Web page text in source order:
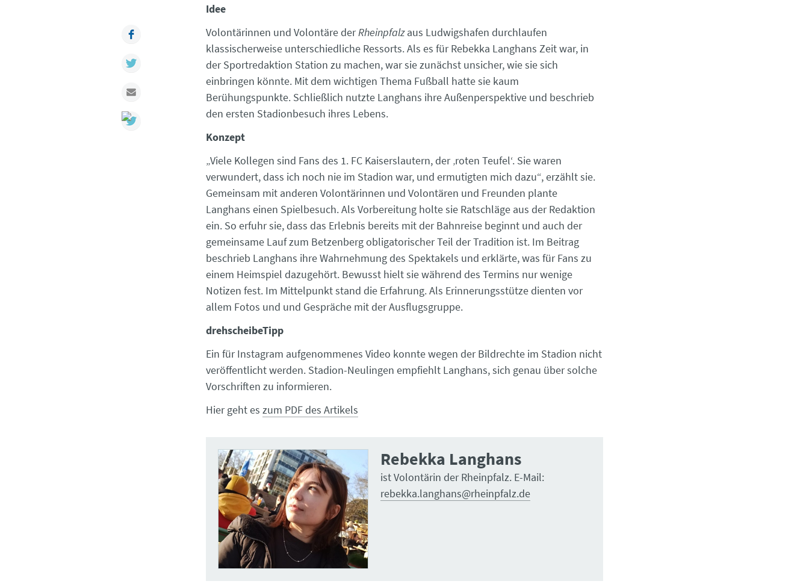
Idee
Volontärinnen und Volontäre derRheinpfalzaus Ludwigshafen durchlaufen
klassischerweise unterschiedliche Ressorts. Als es für Rebekka Langhans Zeit war, in
der Sportredaktion Station zu machen, war sie zunächst unsicher, wie sie sich
einbringen könnte. Mit dem wichtigen Thema Fußball hatte sie kaum
Berühungspunkte. Schließlich nutzte Langhans ihre Außenperspektive und beschrieb
den ersten Stadionbesuch ihres Lebens.
Konzept
„Viele Kollegen sind Fans des 1. FC Kaiserslautern, der ‚roten Teufel‘. Sie waren
verwundert, dass ich noch nie im Stadion war, und ermutigten mich dazu“, erzählt sie.
Gemeinsam mit anderen Volontärinnen und Volontären und Freunden plante
Langhans einen Spielbesuch. Als Vorbereitung holte sie Ratschläge aus der Redaktion
ein. So erfuhr sie, dass das Erlebnis bereits mit der Bahnreise beginnt und auch der
gemeinsame Lauf zum Betzenberg obligatorischer Teil der Tradition ist. Im Beitrag
beschrieb Langhans ihre Wahrnehmung des Spektakels und erklärte, was für Fans zu
einem Heimspiel dazugehört. Bewusst hielt sie während des Termins nur wenige
Notizen fest. Im Mittelpunkt stand die Erfahrung. Als Erinnerungsstütze dienten vor
allem Fotos und und Gespräche mit der Ausflugsgruppe.
drehscheibeTipp
Ein für Instagram aufgenommenes Video konnte wegen der Bildrechte im Stadion nicht
veröffentlicht werden. Stadion-Neulingen empfiehlt Langhans, sich genau über solche
Vorschriften zu informieren.
Hier geht es zum PDF des Artikels
Rebekka Langhans
ist Volontärin der Rheinpfalz. E-Mail:
rebekka.langhans@rheinpfalz.de